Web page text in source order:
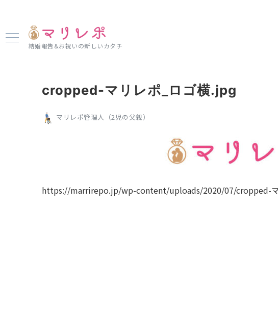
結婚報告&お祝いの新しいカタチ
cropped-マリレポ_ロゴ横.jpg
マリレポ管理人（2児の父親）
https://marrirepo.jp/wp-content/uploads/2020/07/cropped-